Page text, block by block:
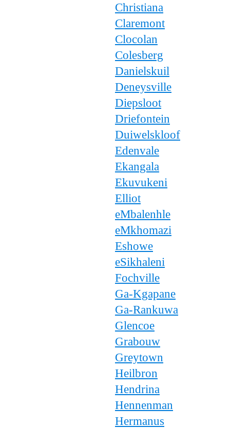
Christiana
Claremont
Clocolan
Colesberg
Danielskuil
Deneysville
Diepsloot
Driefontein
Duiwelskloof
Edenvale
Ekangala
Ekuvukeni
Elliot
eMbalenhle
eMkhomazi
Eshowe
eSikhaleni
Fochville
Ga-Kgapane
Ga-Rankuwa
Glencoe
Grabouw
Greytown
Heilbron
Hendrina
Hennenman
Hermanus